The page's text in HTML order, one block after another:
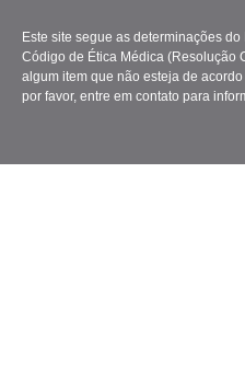
Este site segue as determinações
Código de Ética Médica (Resolução
algum item que não esteja de
por favor, entre em contato para